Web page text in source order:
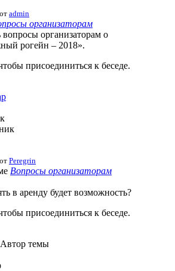
от admin
организаторам
вопросы организаторам о
рогейн – 2018».
присоединиться к беседе.
от Peregrin
Вопросы организаторам
в аренду будет возможность?
присоединиться к беседе.
Автор темы